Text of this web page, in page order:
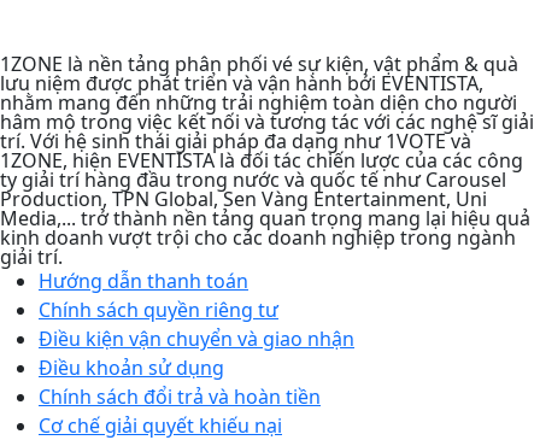
1ZONE là nền tảng phân phối vé sự kiện, vật phẩm & quà
lưu niệm được phát triển và vận hành bởi EVENTISTA,
nhằm mang đến những trải nghiệm toàn diện cho người
hâm mộ trong việc kết nối và tương tác với các nghệ sĩ giải
trí. Với hệ sinh thái giải pháp đa dạng như 1VOTE và
1ZONE, hiện EVENTISTA là đối tác chiến lược của các công
ty giải trí hàng đầu trong nước và quốc tế như Carousel
Production, TPN Global, Sen Vàng Entertainment, Uni
Media,... trở thành nền tảng quan trọng mang lại hiệu quả
kinh doanh vượt trội cho các doanh nghiệp trong ngành
giải trí.
Hướng dẫn thanh toán
Chính sách quyền riêng tư​
Điều kiện vận chuyển và giao nhận
Điều khoản sử dụng
Chính sách đổi trả và hoàn tiền
Cơ chế giải quyết khiếu nại